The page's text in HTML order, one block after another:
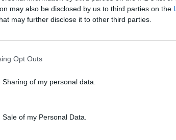
may also be disclosed by us to third parties on the
may further disclose it to other third parties.
Opt Outs
of my personal data.
of my Personal Data.
θέλει να δηλώσει συμμετοχή στο ντραφτ του
σύμβουλος της ΔΕΗ για την είσοδο